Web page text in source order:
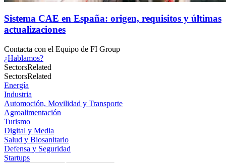
Sistema CAE en España: origen, requisitos y últimas
actualizaciones
Contacta con el Equipo de FI Group
¿Hablamos?
SectorsRelated
SectorsRelated
Energía
Industria
Automoción, Movilidad y Transporte
Agroalimentación
Turismo
Digital y Media
Salud y Biosanitario
Defensa y Seguridad
Startups